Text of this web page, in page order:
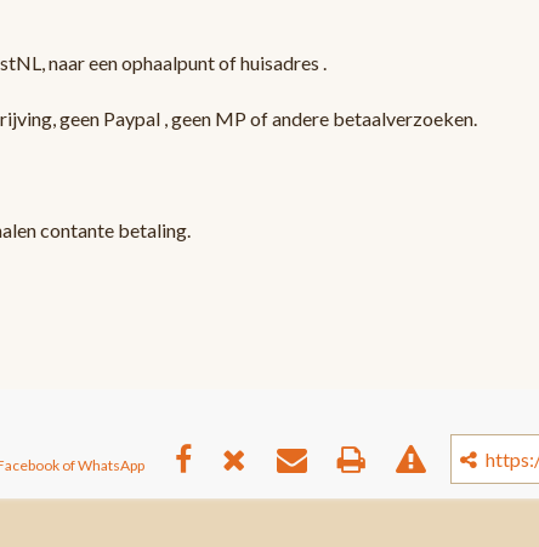
naar een ophaalpunt of huisadres .
geen Paypal , geen MP of andere betaalverzoeken.
contante betaling.
of WhatsApp